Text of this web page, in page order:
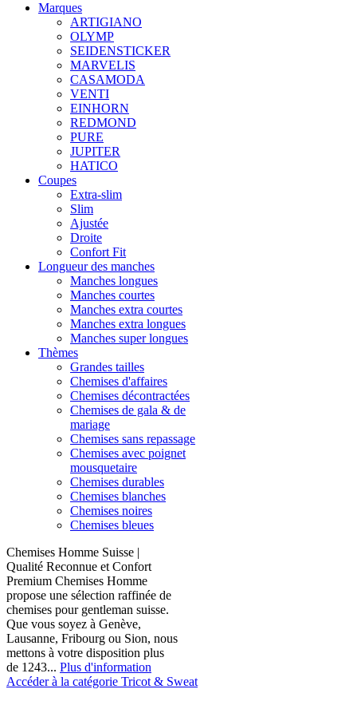
Marques
ARTIGIANO
OLYMP
SEIDENSTICKER
MARVELIS
CASAMODA
VENTI
EINHORN
REDMOND
PURE
JUPITER
HATICO
Coupes
Extra-slim
Slim
Ajustée
Droite
Confort Fit
Longueur des manches
Manches longues
Manches courtes
Manches extra courtes
Manches extra longues
Manches super longues
Thèmes
Grandes tailles
Chemises d'affaires
Chemises décontractées
Chemises de gala & de
mariage
Chemises sans repassage
Chemises avec poignet
mousquetaire
Chemises durables
Chemises blanches
Chemises noires
Chemises bleues
Chemises Homme Suisse |
Qualité Reconnue et Confort
Premium Chemises Homme
propose une sélection raffinée de
chemises pour gentleman suisse.
Que vous soyez à Genève,
Lausanne, Fribourg ou Sion, nous
mettons à votre disposition plus
de 1243... Plus d'information
Accéder à la catégorie Tricot & Sweat